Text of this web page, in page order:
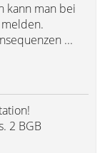
kann man bei
...
2 BGB